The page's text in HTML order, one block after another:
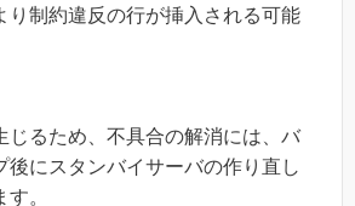
り制約違反の行が挿入される可能
じるため、不具合の解消には、バ
後にスタンバイサーバの作り直し
。